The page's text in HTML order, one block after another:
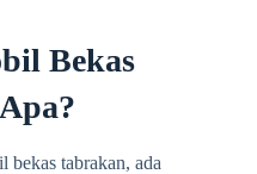
Bekas
bekas tabrakan, ada